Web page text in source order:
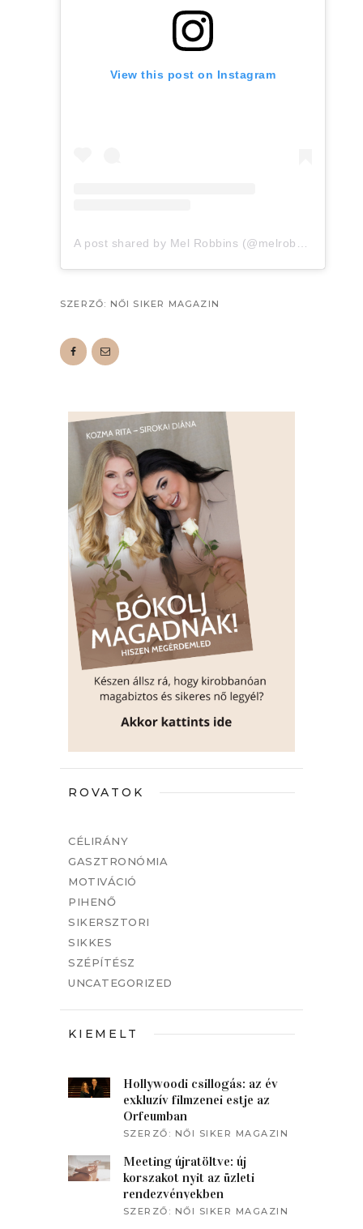
View this post on Instagram
A post shared by Mel Robbins (@melrobbins)
SZERZŐ: NŐI SIKER MAGAZIN
ROVATOK
CÉLIRÁNY
GASZTRONÓMIA
MOTIVÁCIÓ
PIHENŐ
SIKERSZTORI
SIKKES
SZÉPÍTÉSZ
UNCATEGORIZED
KIEMELT
Hollywoodi csillogás: az év
exkluzív filmzenei estje az
Orfeumban
SZERZŐ: NŐI SIKER MAGAZIN
Meeting újratöltve: új
korszakot nyit az üzleti
rendezvényekben
SZERZŐ: NŐI SIKER MAGAZIN